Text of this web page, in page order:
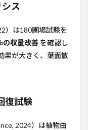
ス
）は180圃場試験を
の収量改善 を確認し
果が大きく、葉面散
復試験
2024）は植物由